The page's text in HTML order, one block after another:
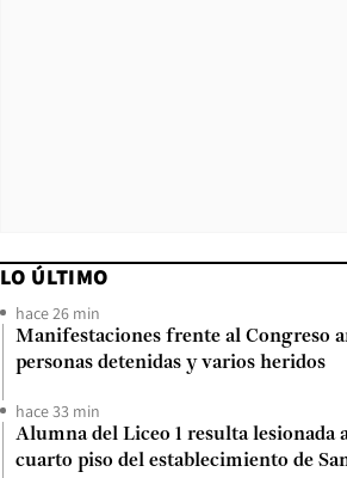
LO ÚLTIMO
hace 26 min
Manifestaciones frente al Congreso
personas detenidas y varios heridos
hace 33 min
Alumna del Liceo 1 resulta lesionada
cuarto piso del establecimiento de